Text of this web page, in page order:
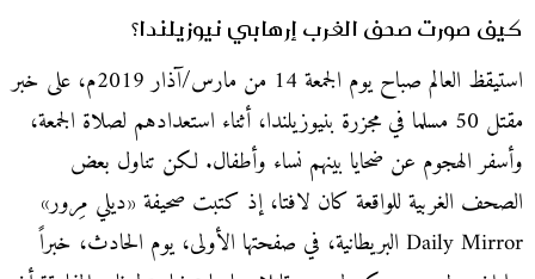
كيف صورت صحف الغرب إرهابي نيوزيلندا؟
استيقظ العالم صباح يوم الجمعة 14 من مارس/آذار 2019م، على خبر
مقتل 50 مسلما في مجزرة بنيوزيلندا، أثناء استعدادهم لصلاة الجمعة،
وأسفر الهجوم عن ضحايا بينهم نساء وأطفال. لكن تناول بعض
الصحف الغربية للواقعة كان لافتا، إذ كتبت صحيفة «ديلي مِرور»
Daily Mirror البريطانية، في صفحتها الأولى، يوم الحادث، خبراً